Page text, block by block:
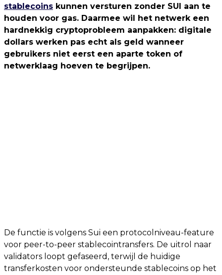
stablecoins kunnen versturen zonder SUI aan te
houden voor gas. Daarmee wil het netwerk een
hardnekkig cryptoprobleem aanpakken: digitale
dollars werken pas echt als geld wanneer
gebruikers niet eerst een aparte token of
netwerklaag hoeven te begrijpen.
De functie is volgens Sui een protocolniveau-feature
voor peer-to-peer stablecointransfers. De uitrol naar
validators loopt gefaseerd, terwijl de huidige
transferkosten voor ondersteunde stablecoins op het